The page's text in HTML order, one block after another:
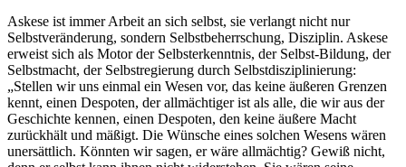
Askese ist immer Arbeit an sich selbst, sie verlangt nicht nur
Selbstveränderung, sondern Selbstbeherrschung, Disziplin. Askese
erweist sich als Motor der Selbsterkenntnis, der Selbst-Bildung, der
Selbstmacht, der Selbstregierung durch Selbstdisziplinierung:
„Stellen wir uns einmal ein Wesen vor, das keine äußeren Grenzen
kennt, einen Despoten, der allmächtiger ist als alle, die wir aus der
Geschichte kennen, einen Despoten, den keine äußere Macht
zurückhält und mäßigt. Die Wünsche eines solchen Wesens wären
unersättlich. Könnten wir sagen, er wäre allmächtig? Gewiß nicht,